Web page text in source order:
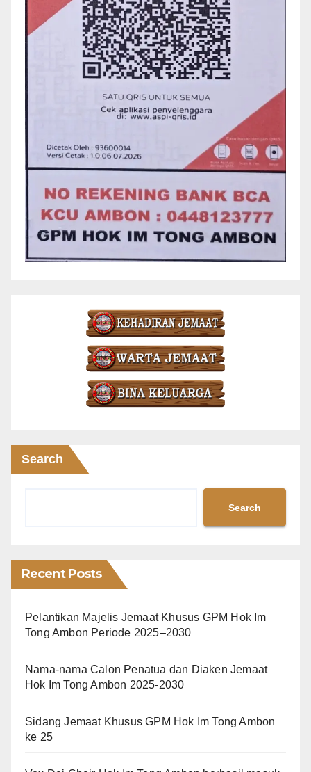
Search
Search
Recent Posts
Pelantikan Majelis Jemaat Khusus GPM Hok Im
Tong Ambon Periode 2025–2030
Nama-nama Calon Penatua dan Diaken Jemaat
Hok Im Tong Ambon 2025-2030
Sidang Jemaat Khusus GPM Hok Im Tong Ambon
ke 25